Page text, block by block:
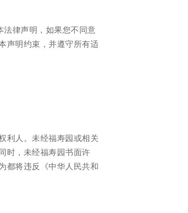
法律声明，如果您不同意
声明约束，并遵守所有适
利人。未经福寿园或相关
时，未经福寿园书面许
都将违反《中华人民共和